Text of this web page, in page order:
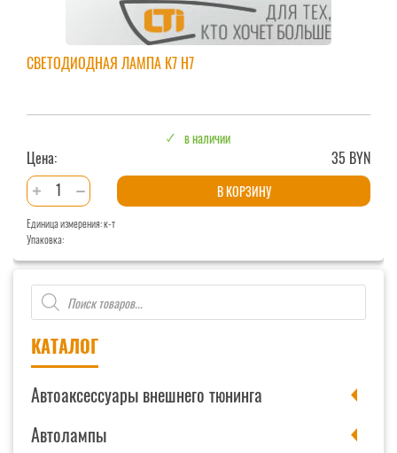
Поиск
товаров
КАТАЛОГ
Автоаксессуары внешнего тюнинга
Автолампы
CВЕТОДИОДНАЯ ЛАМПА К7 H7
в наличии
Цена:
35 BYN
Количество
товара
Cветодиодная
лампа
К7
H7
В КОРЗИНУ
Единица измерения: к-т
Упаковка: